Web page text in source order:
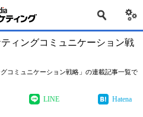
ィングコミュニケーション戦
コミュニケーション戦略」の連載記事一覧で
LINE Hatena